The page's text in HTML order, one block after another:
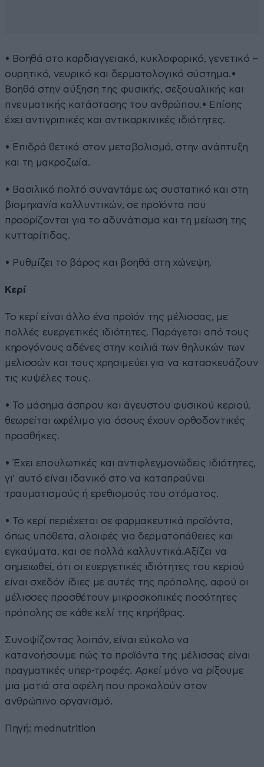
• Βοηθά στο καρδιαγγειακό, κυκλοφορικό, γενετικό –
ουρητικό, νευρικό και δερματολογικό σύστημα.•
Βοηθά στην αύξηση της φυσικής, σεξουαλικής και
πνευματικής κατάστασης του ανθρώπου.• Επίσης
έχει αντιγριπικές και αντικαρκινικές ιδιότητες.
• Επιδρά θετικά στον μεταβολισμό, στην ανάπτυξη
και τη μακροζωία.
• Βασιλικό πολτό συναντάμε ως συστατικό και στη
βιομηχανία καλλυντικών, σε προϊόντα που
προορίζονται για το αδυνάτισμα και τη μείωση της
κυτταρίτιδας.
• Ρυθμίζει το βάρος και βοηθά στη χώνεψη.
Κερί
Το κερί είναι άλλο ένα προϊόν της μέλισσας, με
πολλές ευεργετικές ιδιότητες. Παράγεται από τους
κηρογόνους αδένες στην κοιλιά των θηλυκών των
μελισσών και τους χρησιμεύει για να κατασκευάζουν
τις κυψέλες τους.
• Το μάσημα άσπρου και άγευστου φυσικού κεριού,
θεωρείται ωφέλιμο για όσους έχουν ορθοδοντικές
προσθήκες.
• Έχει επουλωτικές και αντιφλεγμονώδεις ιδιότητες,
γι’ αυτό είναι ιδανικό στο να καταπραΰνει
τραυματισμούς ή ερεθισμούς του στόματος.
• Το κερί περιέχεται σε φαρμακευτικά προϊόντα,
όπως υπόθετα, αλοιφές για δερματοπάθειες και
εγκαύματα, και σε πολλά καλλυντικά.Αξίζει να
σημειωθεί, ότι οι ευεργετικές ιδιότητες του κεριού
είναι σχεδόν ίδιες με αυτές της πρόπολης, αφού οι
μέλισσες προσθέτουν μικροσκοπικές ποσότητες
πρόπολης σε κάθε κελί της κηρήθρας.
Συνοψίζοντας λοιπόν, είναι εύκολο να
κατανοήσουμε πώς τα προϊόντα της μέλισσας είναι
πραγματικές υπερ-τροφές. Αρκεί μόνο να ρίξουμε
μια ματιά στα οφέλη που προκαλούν στον
ανθρώπινο οργανισμό.
Πηγή: mednutrition